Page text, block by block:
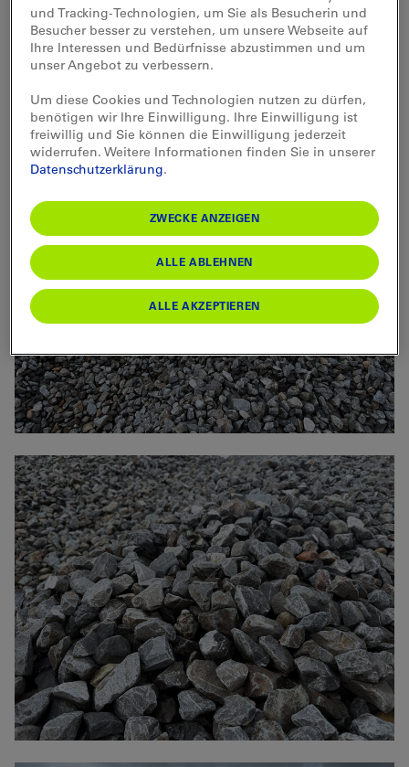
betrachten wir es doch der Reihe nach.
und Tracking-Technologien, um Sie als Besucherin und
Besucher besser zu verstehen, um unsere Webseite auf
Ihre Interessen und Bedürfnisse abzustimmen und um
unser Angebot zu verbessern.
Um diese Cookies und Technologien nutzen zu dürfen,
benötigen wir Ihre Einwilligung. Ihre Einwilligung ist
freiwillig und Sie können die Einwilligung jederzeit
widerrufen. Weitere Informationen finden Sie in unserer
Datenschutzerklärung.
ZWECKE ANZEIGEN
ALLE ABLEHNEN
ALLE AKZEPTIEREN